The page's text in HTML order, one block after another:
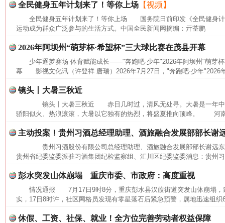
全民健身五年计划来了！等你上场 【视频】
全民健身五年计划来了！等你上场 国务院日前印发《全民健身计
运动成为群众广泛参与的生活方式。中国全民新闻网摘编：亓荃鹏
2026年阿坝州“萌芽杯·希望杯”三大球比赛在茂县开幕
少年逐梦赛场 体育赋能成长——"奔跑吧·少年"2026年阿坝州"萌芽
幕 影视文化讯（许登祥 唐瑞）2026年7月27日，"奔跑吧·少年"2026
镜头丨大暑三秋近
镜头丨大暑三秋近 赤日几时过，清风无处寻。大暑是一年中
骄阳似火、热浪滚滚，大暑以它独有的热烈，将盛夏推向顶峰。 河
主动投案！贵州习酒总经理助理、酒旅融合发展部部长谢
贵州习酒股份有限公司总经理助理、酒旅融合发展部部长谢
贵州省纪委监委派驻习酒集团纪检监察组、汇川区纪委监委消息：贵州
彭水突发山体崩塌 重庆市委、市政府：高度重视
情况通报 7月17日9时8分，重庆彭水县汉葭街道突发山体崩塌，
实，17日8时许，社区网格员发现有零星落石后紧急预警，属地迅速组
休假、工资、社保、就业！全方位完善劳动者权益保障